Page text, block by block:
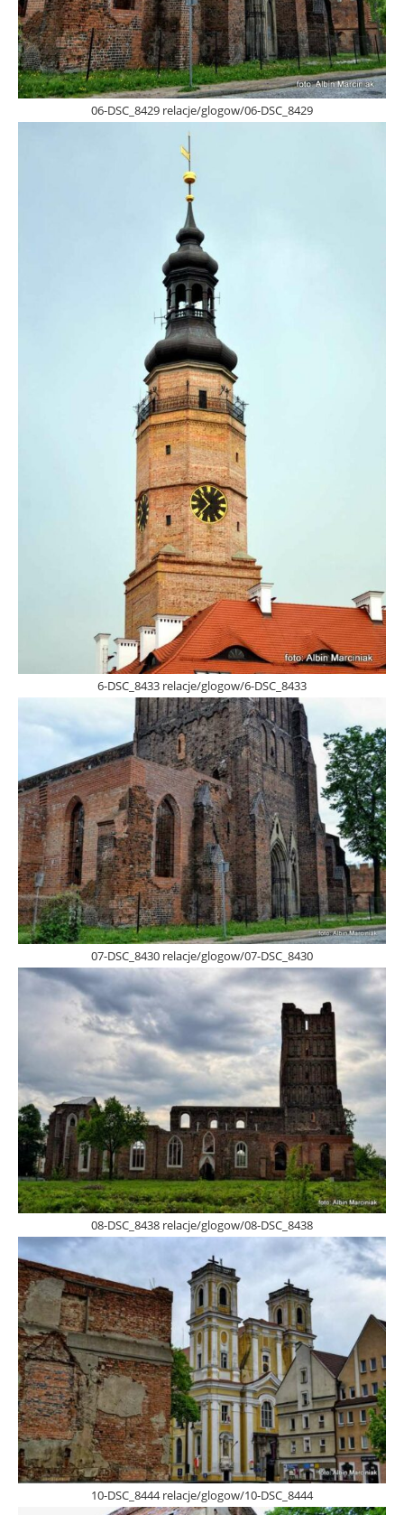
06-DSC_8429 relacje/glogow/06-DSC_8429
6-DSC_8433 relacje/glogow/6-DSC_8433
07-DSC_8430 relacje/glogow/07-DSC_8430
08-DSC_8438 relacje/glogow/08-DSC_8438
10-DSC_8444 relacje/glogow/10-DSC_8444